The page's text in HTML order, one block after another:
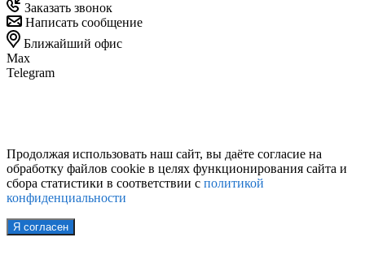
Заказать звонок
Написать сообщение
Ближайший офис
Max
Telegram
Продолжая использовать наш сайт, вы даёте согласие на
обработку файлов cookie в целях функционирования сайта и
сбора статистики в соответствии с политикой
конфиденциальности
Я согласен